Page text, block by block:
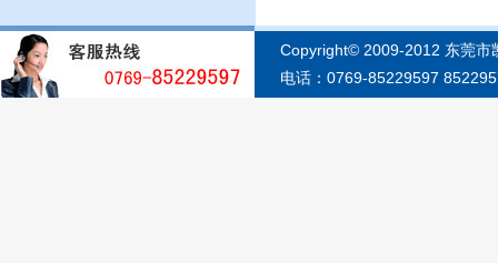
Copyright© 2009-2012 东莞市
电话：0769-85229597